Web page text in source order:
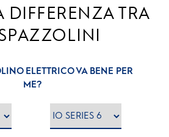
DIFFERENZA TRA
ELETTRICO VA BENE PER
ME?